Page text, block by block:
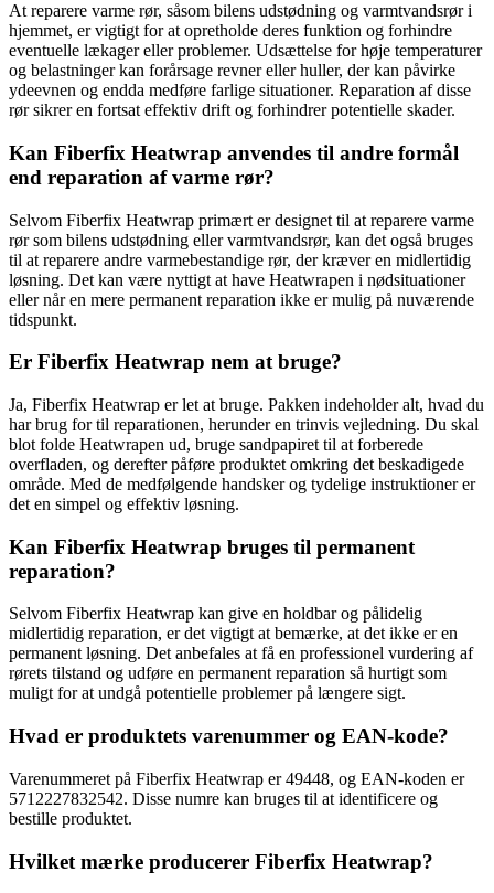
At reparere varme rør, såsom bilens udstødning og varmtvandsrør i
hjemmet, er vigtigt for at opretholde deres funktion og forhindre
eventuelle lækager eller problemer. Udsættelse for høje temperaturer
og belastninger kan forårsage revner eller huller, der kan påvirke
ydeevnen og endda medføre farlige situationer. Reparation af disse
rør sikrer en fortsat effektiv drift og forhindrer potentielle skader.
Kan Fiberfix Heatwrap anvendes til andre formål
end reparation af varme rør?
Selvom Fiberfix Heatwrap primært er designet til at reparere varme
rør som bilens udstødning eller varmtvandsrør, kan det også bruges
til at reparere andre varmebestandige rør, der kræver en midlertidig
løsning. Det kan være nyttigt at have Heatwrapen i nødsituationer
eller når en mere permanent reparation ikke er mulig på nuværende
tidspunkt.
Er Fiberfix Heatwrap nem at bruge?
Ja, Fiberfix Heatwrap er let at bruge. Pakken indeholder alt, hvad du
har brug for til reparationen, herunder en trinvis vejledning. Du skal
blot folde Heatwrapen ud, bruge sandpapiret til at forberede
overfladen, og derefter påføre produktet omkring det beskadigede
område. Med de medfølgende handsker og tydelige instruktioner er
det en simpel og effektiv løsning.
Kan Fiberfix Heatwrap bruges til permanent
reparation?
Selvom Fiberfix Heatwrap kan give en holdbar og pålidelig
midlertidig reparation, er det vigtigt at bemærke, at det ikke er en
permanent løsning. Det anbefales at få en professionel vurdering af
rørets tilstand og udføre en permanent reparation så hurtigt som
muligt for at undgå potentielle problemer på længere sigt.
Hvad er produktets varenummer og EAN-kode?
Varenummeret på Fiberfix Heatwrap er 49448, og EAN-koden er
5712227832542. Disse numre kan bruges til at identificere og
bestille produktet.
Hvilket mærke producerer Fiberfix Heatwrap?